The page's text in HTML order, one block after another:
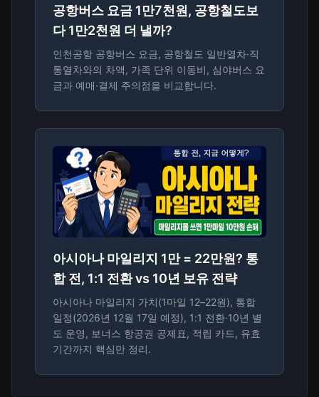
공항버스 요금 1만7천원, 공항철도보
다 1만2천원 더 낼까?
인천공항 공항버스 요금, 공항철도 일반열차·직
통열차와의 차액, 가족 단위 이동비, 심야버스 요
금과 예매·결제 주의점을 비교합니다.
아시아나 마일리지 1만 = 22만원? 통
합 전, 1:1 전환 vs 10년 보유 전략
아시아나 마일리지 가치(1마일 12–22원), 통합
일정(2026년 12월 17일 예정), 1:1 전환·10년 별
도 운영, 보너스 항공권 공제표, 적립 카드, 유효
기간까지 핵심만 정리.